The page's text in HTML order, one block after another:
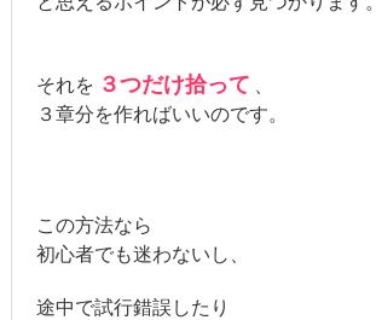
それを ３つだけ拾って
３章分を作ればいいのです。
この方法なら
初心者でも迷わないし、
途中で試行錯誤したり